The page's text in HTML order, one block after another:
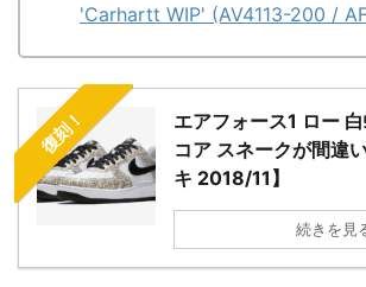
'Carhartt WIP' (AV4113-200 /
復刻！
エアフォース1 ロー
コア スネークが間違
キ 2018/11】
続きを見